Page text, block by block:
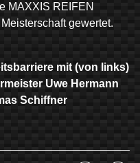
MAXXIS REIFEN
gewertet.
mit (von links)
Uwe Hermann
Schiffner